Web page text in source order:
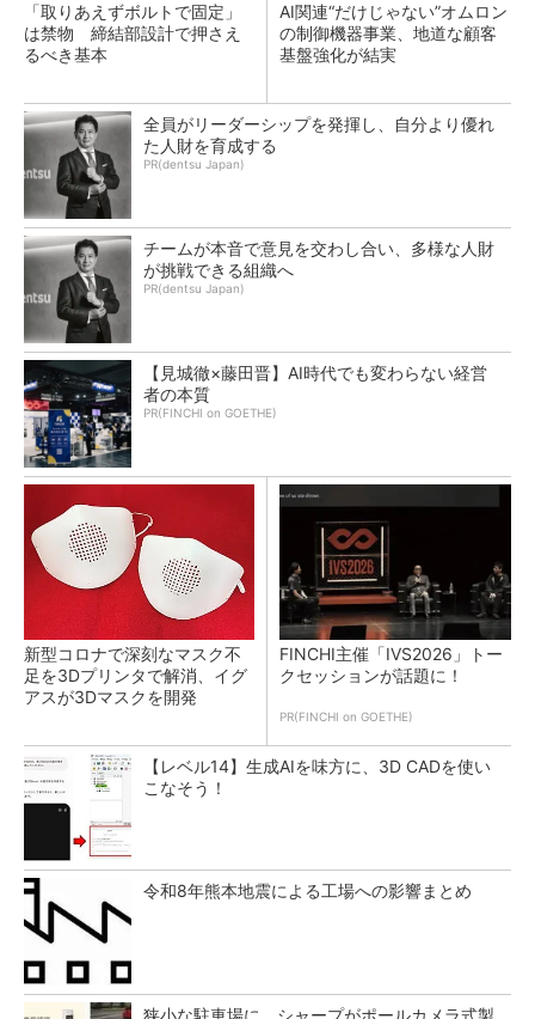
「取りあえずボルトで固定」
は禁物 締結部設計で押さえ
るべき基本
AI関連“だけじゃない”オムロン
の制御機器事業、地道な顧客
基盤強化が結実
全員がリーダーシップを発揮し、自分より優れ
た人財を育成する
PR(dentsu Japan)
チームが本音で意見を交わし合い、多様な人財
が挑戦できる組織へ
PR(dentsu Japan)
【見城徹×藤田晋】AI時代でも変わらない経営
者の本質
PR(FINCHI on GOETHE)
新型コロナで深刻なマスク不
足を3Dプリンタで解消、イグ
アスが3Dマスクを開発
FINCHI主催「IVS2026」トー
クセッションが話題に！
PR(FINCHI on GOETHE)
【レベル14】生成AIを味方に、3D CADを使い
こなそう！
令和8年熊本地震による工場への影響まとめ
狭小な駐車場に、シャープがポールカメラ式製